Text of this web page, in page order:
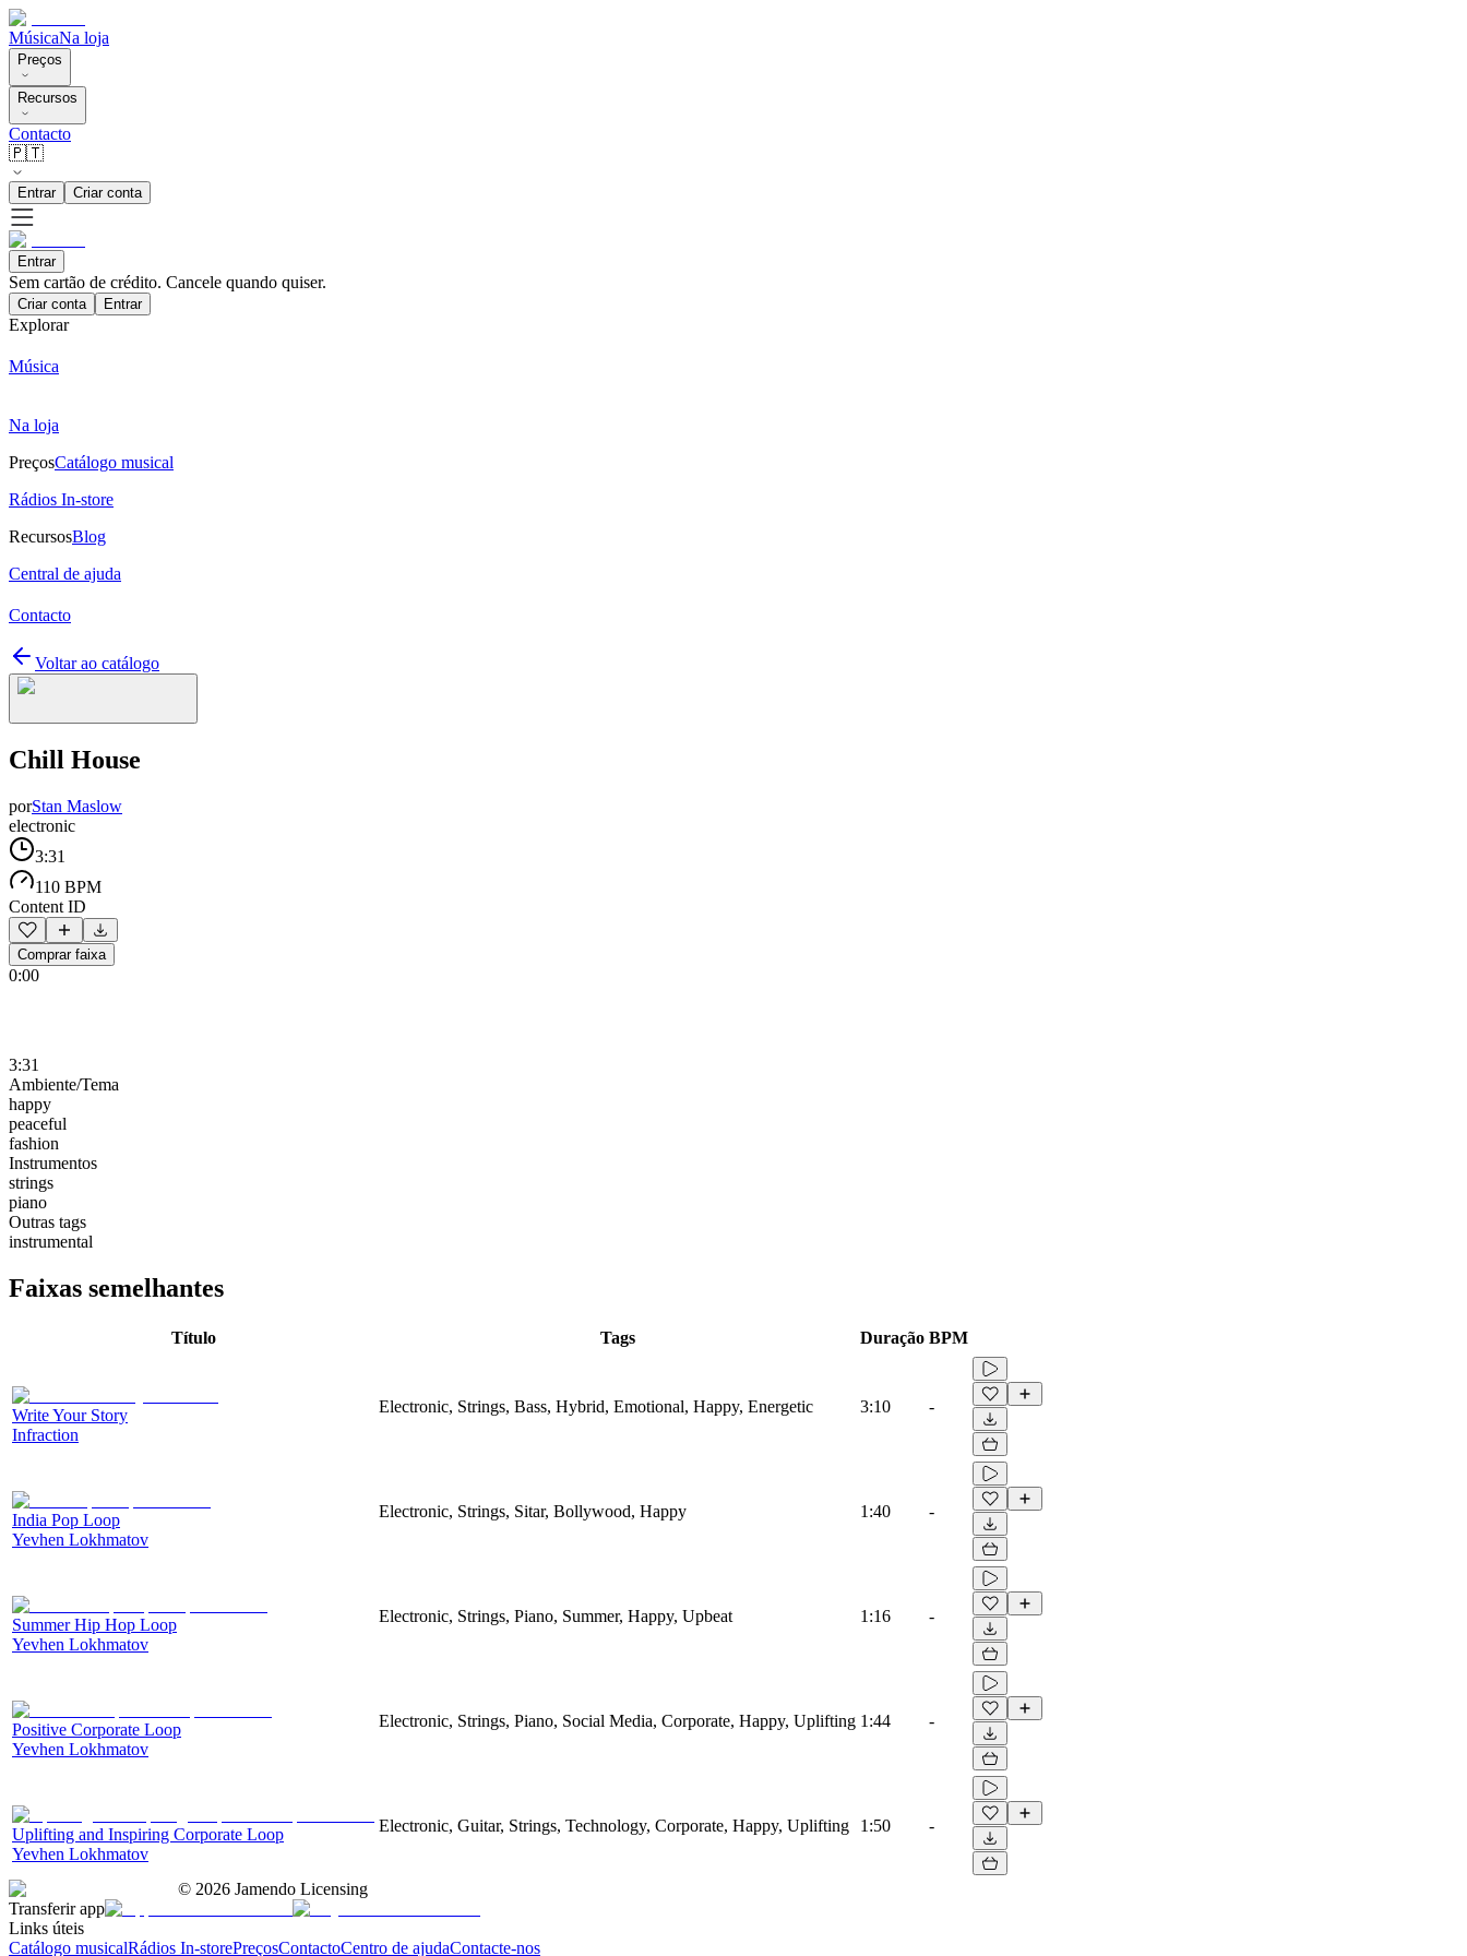
MúsicaNa loja
Preços
Recursos
Contacto
🇵🇹
Entrar Criar conta
Entrar
Sem cartão de crédito. Cancele quando quiser.
Criar conta Entrar
Explorar
Música
Na loja
PreçosCatálogo musical
Rádios In-store
RecursosBlog
Central de ajuda
Contacto
Voltar ao catálogo
Chill House
porStan Maslow
electronic
3:31
110 BPM
Content ID
Comprar faixa
0:00
3:31
Ambiente/Tema
happy
peaceful
fashion
Instrumentos
strings
piano
Outras tags
instrumental
Faixas semelhantes
Título Tags Duração BPM
Write Your Story
Infraction
Electronic, Strings, Bass, Hybrid, Emotional, Happy, Energetic 3:10 -
India Pop Loop
Yevhen Lokhmatov
Electronic, Strings, Sitar, Bollywood, Happy 1:40 -
Summer Hip Hop Loop
Yevhen Lokhmatov
Electronic, Strings, Piano, Summer, Happy, Upbeat 1:16 -
Positive Corporate Loop
Yevhen Lokhmatov
Electronic, Strings, Piano, Social Media, Corporate, Happy, Uplifting 1:44 -
Uplifting and Inspiring Corporate Loop
Yevhen Lokhmatov
Electronic, Guitar, Strings, Technology, Corporate, Happy, Uplifting 1:50 -
© 2026 Jamendo Licensing
Transferir app
Links úteis
Catálogo musicalRádios In-storePreçosContactoCentro de ajudaContacte-nos